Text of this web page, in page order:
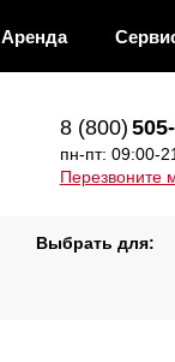
Аренда
8 (800)
пн-пт: 09:00-
Перезвоните
Выбрать для: